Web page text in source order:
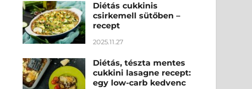
Diétás cukkinis
csirkemell sütőben –
recept
2025.11.27
Diétás, tészta mentes
cukkini lasagne recept:
egy low-carb kedvenc